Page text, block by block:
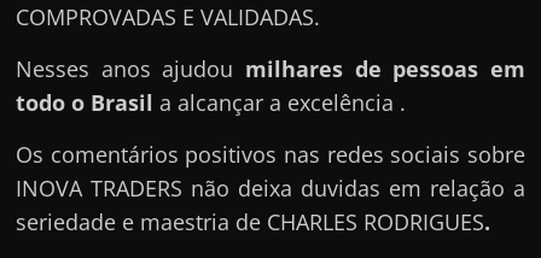
COMPROVADAS E VALIDADAS.
Nesses anos ajudou milhares de pessoas em
todo o Brasil a alcançar a excelência .
Os comentários positivos nas redes sociais sobre
INOVA TRADERS não deixa duvidas em relação a
seriedade e maestria de CHARLES RODRIGUES.